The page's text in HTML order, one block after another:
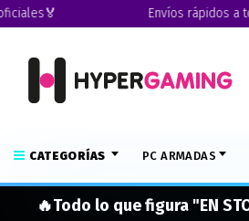
Envíos rápidos a
CATEGORÍAS PC ARMADAS
🔥Todo lo que figura "EN